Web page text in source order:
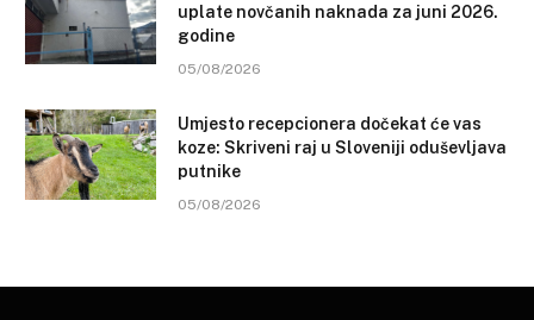
uplate novčanih naknada za juni 2026.
godine
05/08/2026
Umjesto recepcionera dočekat će vas
koze: Skriveni raj u Sloveniji oduševljava
putnike
05/08/2026